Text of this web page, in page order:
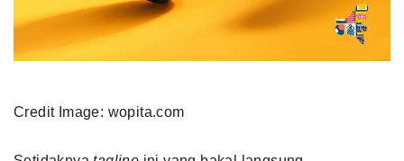
Credit Image: wopita.com